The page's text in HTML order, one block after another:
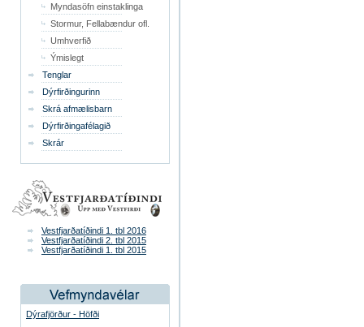
Myndasöfn einstaklinga
Stormur, Fellabændur ofl.
Umhverfið
Ýmislegt
Tenglar
Dýrfirðingurinn
Skrá afmælisbarn
Dýrfirðingafélagið
Skrár
Vestfjarðatíðindi 1. tbl 2016
Vestfjarðatíðindi 2. tbl 2015
Vestfjarðatíðindi 1. tbl 2015
Dýrafjörður - Höfði